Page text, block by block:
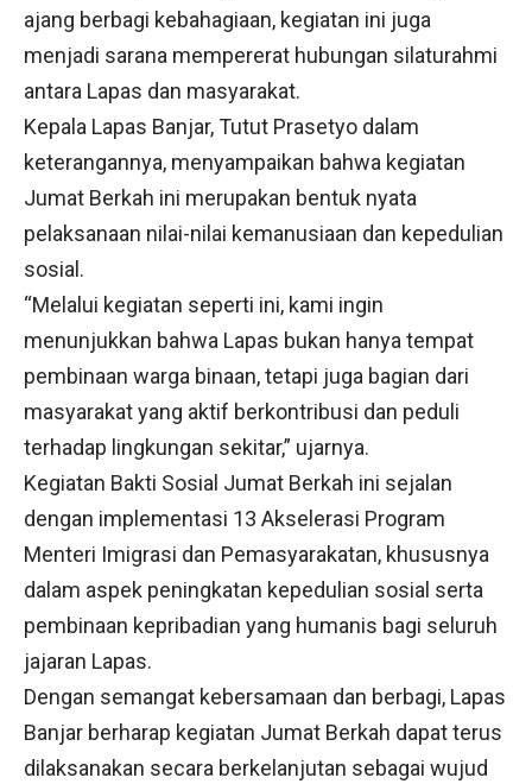
ajang berbagi kebahagiaan, kegiatan ini juga
menjadi sarana mempererat hubungan silaturahmi
antara Lapas dan masyarakat.
Kepala Lapas Banjar, Tutut Prasetyo dalam
keterangannya, menyampaikan bahwa kegiatan
Jumat Berkah ini merupakan bentuk nyata
pelaksanaan nilai-nilai kemanusiaan dan kepedulian
sosial.
“Melalui kegiatan seperti ini, kami ingin
menunjukkan bahwa Lapas bukan hanya tempat
pembinaan warga binaan, tetapi juga bagian dari
masyarakat yang aktif berkontribusi dan peduli
terhadap lingkungan sekitar,” ujarnya.
Kegiatan Bakti Sosial Jumat Berkah ini sejalan
dengan implementasi 13 Akselerasi Program
Menteri Imigrasi dan Pemasyarakatan, khususnya
dalam aspek peningkatan kepedulian sosial serta
pembinaan kepribadian yang humanis bagi seluruh
jajaran Lapas.
Dengan semangat kebersamaan dan berbagi, Lapas
Banjar berharap kegiatan Jumat Berkah dapat terus
dilaksanakan secara berkelanjutan sebagai wujud